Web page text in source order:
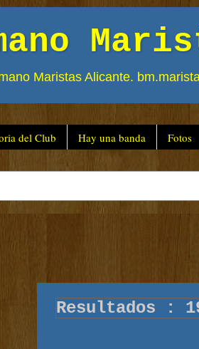
Maristas Alicante.
del Club Hay una banda Fotos
Resultados :